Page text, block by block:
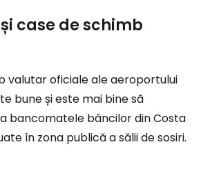
case de schimb
valutar oficiale ale aeroportului
bune și este mai bine să
bancomatele băncilor din Costa
în zona publică a sălii de sosiri.